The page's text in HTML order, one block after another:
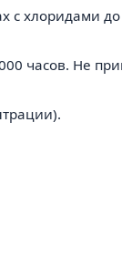
хлоридами
часов. Не